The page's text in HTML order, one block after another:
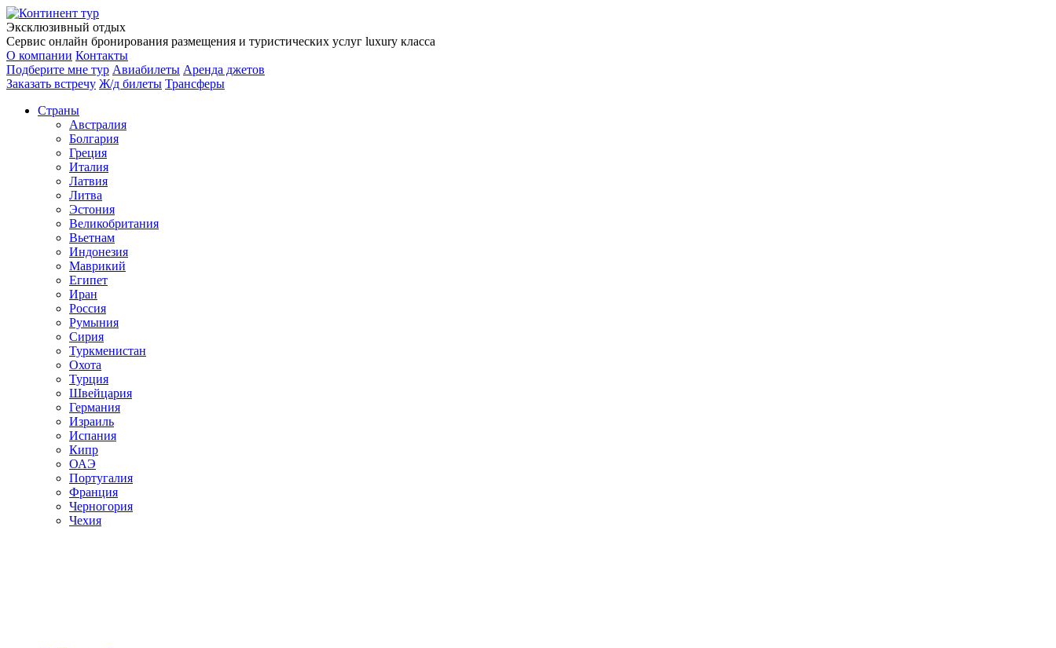
Эксклюзивный отдых
Сервис онлайн бронирования размещения и туристических услуг luxury класса
О компании Контакты
Подберите мне тур Авиабилеты Аренда джетов
Заказать встречу Ж/д билеты Трансферы
Страны
Австралия
Болгария
Греция
Италия
Латвия
Литва
Эстония
Великобритания
Вьетнам
Индонезия
Маврикий
Египет
Иран
Россия
Румыния
Сирия
Туркменистан
Охота
Турция
Швейцария
Германия
Израиль
Испания
Кипр
ОАЭ
Португалия
Франция
Черногория
Чехия